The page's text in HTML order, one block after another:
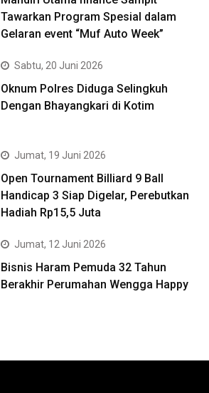
Tawarkan Program Spesial dalam
Gelaran event “Muf Auto Week”
Sabtu, 20 Juni 2026
Oknum Polres Diduga Selingkuh
Dengan Bhayangkari di Kotim
Jumat, 19 Juni 2026
Open Tournament Billiard 9 Ball
Handicap 3 Siap Digelar, Perebutkan
Hadiah Rp15,5 Juta
Jumat, 12 Juni 2026
Bisnis Haram Pemuda 32 Tahun
Berakhir Perumahan Wengga Happy